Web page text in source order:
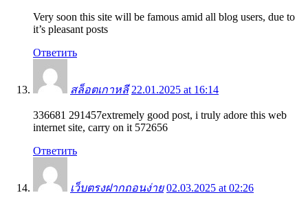
Very soon this site will be famous amid all blog users, due to
it’s pleasant posts
Ответить
สล็อตเกาหลี 22.01.2025 at 16:14
336681 291457extremely good post, i truly adore this web
internet site, carry on it 572656
Ответить
เว็บตรงฝากถอนง่าย 02.03.2025 at 02:26